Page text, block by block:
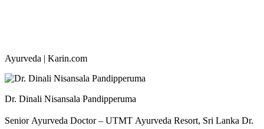
Ayurveda | Karin.com
Dr. Dinali Nisansala Pandipperuma
Senior Ayurveda Doctor – UTMT Ayurveda Resort, Sri Lanka Dr.